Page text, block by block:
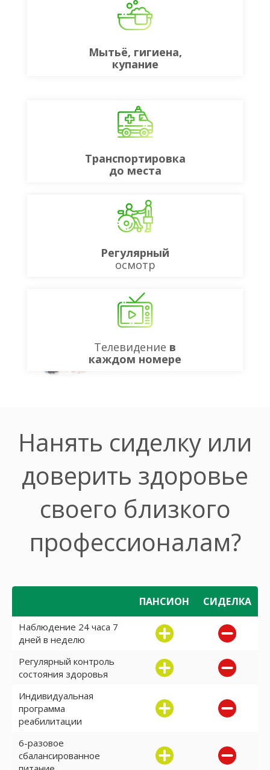
Мытьё, гигиена,
купание
Транспортировка
до места
Регулярный
осмотр
Телевидение в
каждом номере
Нанять сиделку или
доверить здоровье
своего близкого
профессионалам?
ПАНСИОН СИДЕЛКА
Наблюдение 24 часа 7
дней в неделю
Регулярный контроль
состояния здоровья
Индивидуальная
программа
реабилитации
6-разовое
сбалансированное